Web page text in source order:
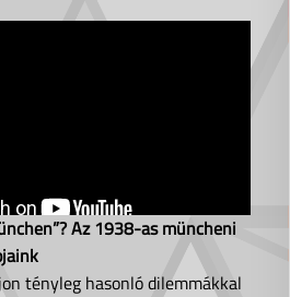
Az 1938-as müncheni
tényleg hasonló dilemmákkal